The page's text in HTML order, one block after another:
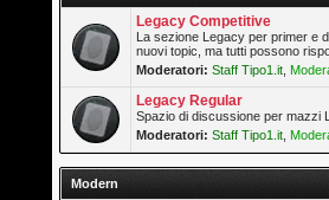
Legacy Competitive
La sezione Legacy per primer e
nuovi topic, ma tutti possono
Moderatori: Staff Tipo1.it
Legacy Regular
Spazio di discussione per mazzi
Moderatori: Staff Tipo1.it
Modern